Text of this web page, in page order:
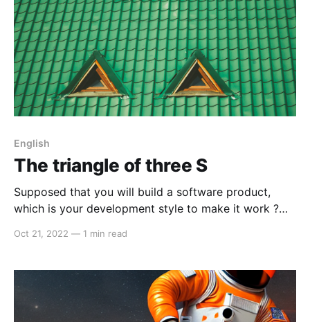
English
The triangle of three S
Supposed that you will build a software product,
which is your development style to make it work ?
product life stage: Stage 1: Speed. When you build
business, you should strongly focus to adopt
Oct 21, 2022 — 1 min read